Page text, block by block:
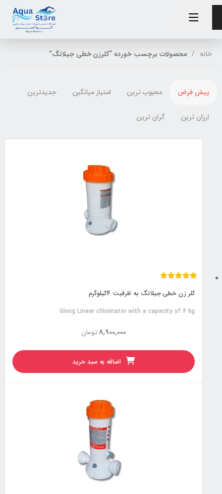
خانه محصولات برچسب خورده “کلرزن خطی جیلانگ”
پیش فرض محبوب ترین امتیاز میانگین جدیدترین
ارزان ترین گران ترین
کلر زن خطی جیلانگ به ظرفیت 4کیلوگرم
Glong Linear chlorinator with a capacity of 4 kg
تومان8,900,000
اضافه به سبد خرید